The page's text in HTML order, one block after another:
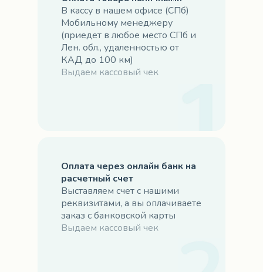
В кассу в нашем офисе (СПб)
Мобильному менеджеру
(приедет в любое место СПб и
Лен. обл., удаленностью от
КАД до 100 км)
Выдаем кассовый чек
Оплата через онлайн банк на
расчетный счет
Выставляем счет с нашими
реквизитами, а вы оплачиваете
заказ с банковской карты
Выдаем кассовый чек